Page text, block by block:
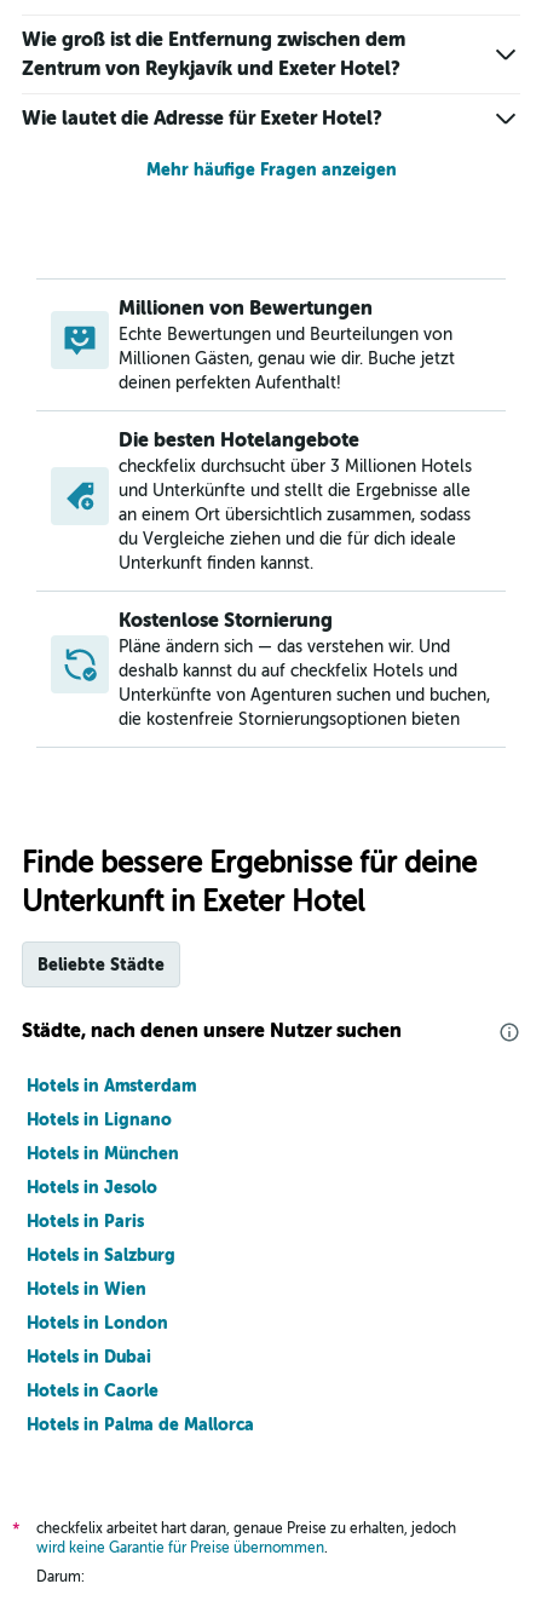
Wie groß ist die Entfernung zwischen dem
Zentrum von Reykjavík und Exeter Hotel?
Wie lautet die Adresse für Exeter Hotel?
Mehr häufige Fragen anzeigen
Millionen von Bewertungen
Echte Bewertungen und Beurteilungen von
Millionen Gästen, genau wie dir. Buche jetzt
deinen perfekten Aufenthalt!
Die besten Hotelangebote
checkfelix durchsucht über 3 Millionen Hotels
und Unterkünfte und stellt die Ergebnisse alle
an einem Ort übersichtlich zusammen, sodass
du Vergleiche ziehen und die für dich ideale
Unterkunft finden kannst.
Kostenlose Stornierung
Pläne ändern sich — das verstehen wir. Und
deshalb kannst du auf checkfelix Hotels und
Unterkünfte von Agenturen suchen und buchen,
die kostenfreie Stornierungsoptionen bieten
Finde bessere Ergebnisse für deine
Unterkunft in Exeter Hotel
Beliebte Städte
Städte, nach denen unsere Nutzer suchen
Hotels in Amsterdam
Hotels in Lignano
Hotels in München
Hotels in Jesolo
Hotels in Paris
Hotels in Salzburg
Hotels in Wien
Hotels in London
Hotels in Dubai
Hotels in Caorle
Hotels in Palma de Mallorca
*
checkfelix arbeitet hart daran, genaue Preise zu erhalten, jedoch
wird keine Garantie für Preise übernommen.
Darum: